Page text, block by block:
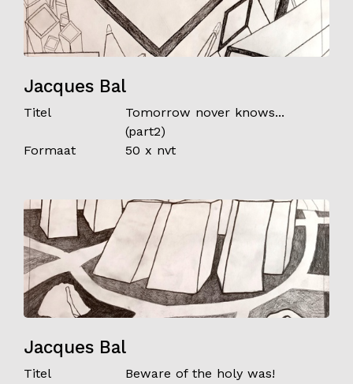
Jacques Bal
Titel
Tomorrow nover knows...
(part2)
Formaat
50 x nvt
Jacques Bal
Titel
Beware of the holy was!